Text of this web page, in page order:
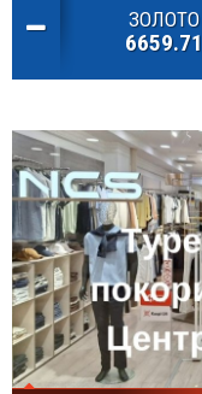
ЗОЛОТО
6659.71